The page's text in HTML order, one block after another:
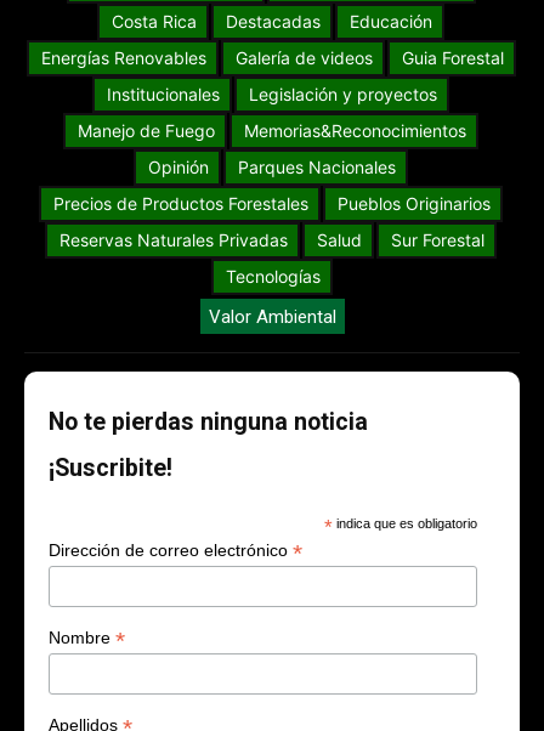
Costa Rica
Destacadas
Educación
Energías Renovables
Galería de videos
Guia Forestal
Institucionales
Legislación y proyectos
Manejo de Fuego
Memorias&Reconocimientos
Opinión
Parques Nacionales
Precios de Productos Forestales
Pueblos Originarios
Reservas Naturales Privadas
Salud
Sur Forestal
Tecnologías
Valor Ambiental
No te pierdas ninguna noticia
¡Suscribite!
* indica que es obligatorio
Dirección de correo electrónico *
Nombre *
Apellidos